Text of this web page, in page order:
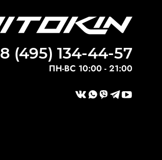
8 (495) 134-44-57
ПН-ВС 10:00 - 21:00